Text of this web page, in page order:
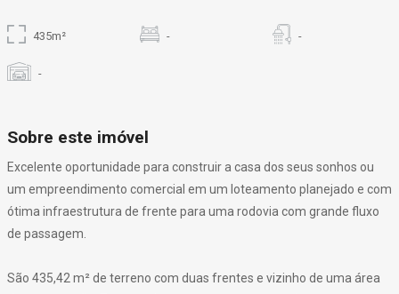
435m² - -
-
Sobre este imóvel
Excelente oportunidade para construir a casa dos seus sonhos ou
um empreendimento comercial em um loteamento planejado e com
ótima infraestrutura de frente para uma rodovia com grande fluxo
de passagem.
São 435,42 m² de terreno com duas frentes e vizinho de uma área